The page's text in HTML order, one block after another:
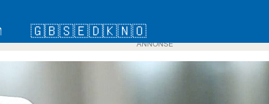
🇬🇧🇸🇪🇩🇰🇳🇴
ANNONSE